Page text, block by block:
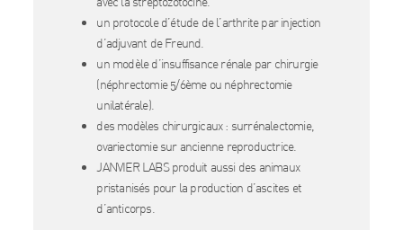
un protocole d’étude de l’arthrite par injection
d’adjuvant de Freund.
un modèle d’insuffisance rénale par chirurgie
(néphrectomie 5/6ème ou néphrectomie
unilatérale).
des modèles chirurgicaux : surrénalectomie,
ovariectomie sur ancienne reproductrice.
JANVIER LABS produit aussi des animaux
pristanisés pour la production d’ascites et
d’anticorps.